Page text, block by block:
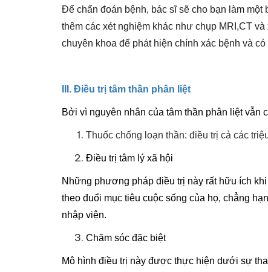
Để chẩn đoán bệnh, bác sĩ sẽ cho bạn làm
thêm các xét nghiệm khác như chụp MRI,CT
chuyên khoa để phát hiện chính xác bệnh và
III. Điều trị tâm thần phân liệt
Bởi vì nguyên nhân của tâm thần phân liệt
Thuốc chống loạn thần: điều trị cả các
Điều trị tâm lý xã hội
Những phương pháp điều trị này rất hữu ích
theo đuổi mục tiêu cuộc sống của họ, chẳng
nhập viện.
Chăm sóc đặc biệt
Mô hình điều trị này được thực hiện dưới sự